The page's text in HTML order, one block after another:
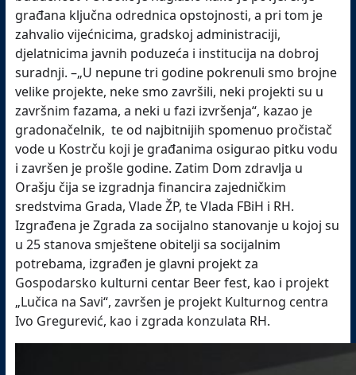
građana ključna odrednica opstojnosti, a pri tom je
zahvalio vijećnicima, gradskoj administraciji,
djelatnicima javnih poduzeća i institucija na dobroj
suradnji. –„U nepune tri godine pokrenuli smo brojne
velike projekte, neke smo završili, neki projekti su u
završnim fazama, a neki u fazi izvršenja“, kazao je
gradonačelnik, te od najbitnijih spomenuo pročistač
vode u Kostrču koji je građanima osigurao pitku vodu
i završen je prošle godine. Zatim Dom zdravlja u
Orašju čija se izgradnja financira zajedničkim
sredstvima Grada, Vlade ŽP, te Vlada FBiH i RH.
Izgrađena je Zgrada za socijalno stanovanje u kojoj su
u 25 stanova smještene obitelji sa socijalnim
potrebama, izgrađen je glavni projekt za
Gospodarsko kulturni centar Beer fest, kao i projekt
„Lučica na Savi“, završen je projekt Kulturnog centra
Ivo Gregurević, kao i zgrada konzulata RH.